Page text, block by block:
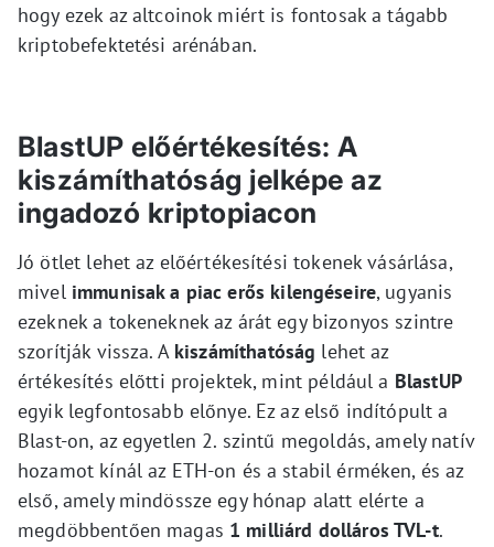
hogy ezek az altcoinok miért is fontosak a tágabb
kriptobefektetési arénában.
BlastUP előértékesítés: A
kiszámíthatóság jelképe az
ingadozó kriptopiacon
Jó ötlet lehet az előértékesítési tokenek vásárlása,
mivel immunisak a piac erős kilengéseire, ugyanis
ezeknek a tokeneknek az árát egy bizonyos szintre
szorítják vissza. A kiszámíthatóság lehet az
értékesítés előtti projektek, mint például a BlastUP
egyik legfontosabb előnye. Ez az első indítópult a
Blast-on, az egyetlen 2. szintű megoldás, amely natív
hozamot kínál az ETH-on és a stabil érméken, és az
első, amely mindössze egy hónap alatt elérte a
megdöbbentően magas 1 milliárd dolláros TVL-t.